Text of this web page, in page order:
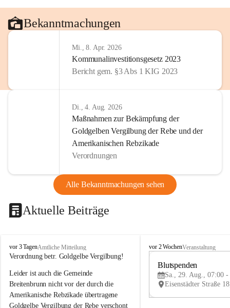
Bekanntmachungen
Mi., 8. Apr. 2026
Kommunalinvestitionsgesetz 2023
Bericht gem. §3 Abs 1 KIG 2023
Di., 4. Aug. 2026
Maßnahmen zur Bekämpfung der
Goldgelben Vergilbung der Rebe und der
Amerikanischen Rebzikade
Verordnungen
Alle Bekanntmachungen sehen
Aktuelle Beiträge
B
r
i
t
e
n
vor 3 TagenAmtliche Mitteilung
Verordnung betr. Goldgelbe Vergilbung!
Leider ist auch die Gemeinde
Breitenbrunn nicht vor der durch die
Amerikanische Rebzikade übertragene
Goldgelbe Vergilbung der Rebe verschont
B
e
vor 2 WochenVeranstaltung
Blutspenden
Sa., 29. Aug., 07:00 -